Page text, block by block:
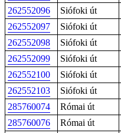
262552096
Siófoki út
262552097
Siófoki út
262552098
Siófoki út
262552099
Siófoki út
262552100
Siófoki út
262552103
Siófoki út
285760074
Római út
285760076
Római út